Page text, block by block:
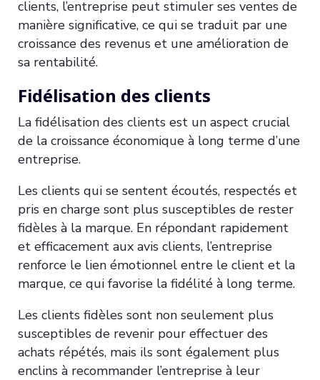
clients, l’entreprise peut stimuler ses ventes de
manière significative, ce qui se traduit par une
croissance des revenus et une amélioration de
sa rentabilité.
Fidélisation des clients
La fidélisation des clients est un aspect crucial
de la croissance économique à long terme d’une
entreprise.
Les clients qui se sentent écoutés, respectés et
pris en charge sont plus susceptibles de rester
fidèles à la marque. En répondant rapidement
et efficacement aux avis clients, l’entreprise
renforce le lien émotionnel entre le client et la
marque, ce qui favorise la fidélité à long terme.
Les clients fidèles sont non seulement plus
susceptibles de revenir pour effectuer des
achats répétés, mais ils sont également plus
enclins à recommander l’entreprise à leur